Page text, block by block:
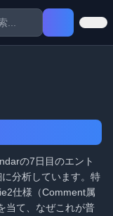
の7日目のエント
分析しています。特
仕様（Comment属
当て、なぜこれが普